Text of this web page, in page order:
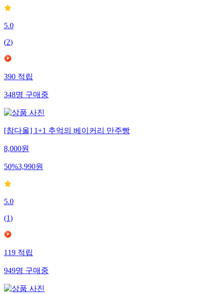
5.0
(2)
390 적립
348명 구매중
[참다올] 1+1 추억의 베이커리 만주빵
8,000원
50%3,990원
5.0
(1)
119 적립
949명 구매중